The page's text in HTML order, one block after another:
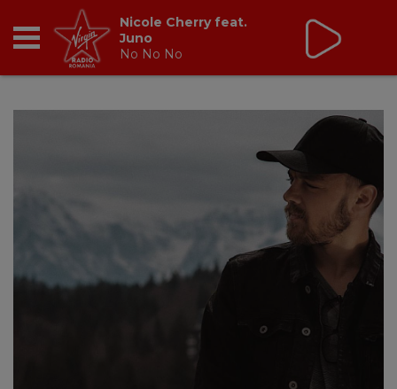
HOT 30
Virgin Radio Fix Ce
Trebuie
cu Valeriu Șerban
13:00 - 16:00